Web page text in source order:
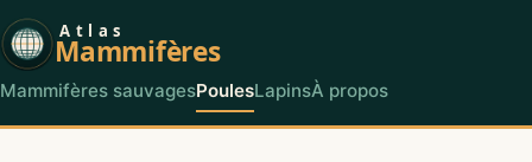
Atlas
Mammifères
Mammifères sauvagesPoulesLapinsÀ propos